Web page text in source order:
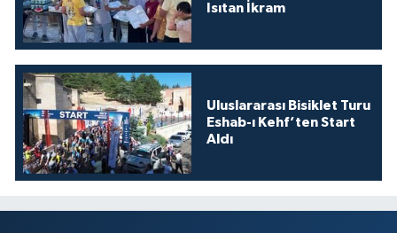
Isıtan İkram
Uluslararası Bisiklet Turu
Eshab-ı Kehf’ten Start
Aldı